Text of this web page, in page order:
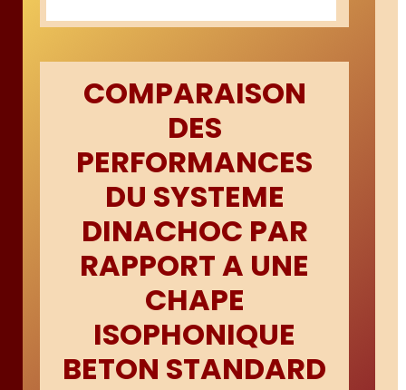
COMPARAISON
DES
PERFORMANCES
DU SYSTEME
DINACHOC PAR
RAPPORT A UNE
CHAPE
ISOPHONIQUE
BETON STANDARD